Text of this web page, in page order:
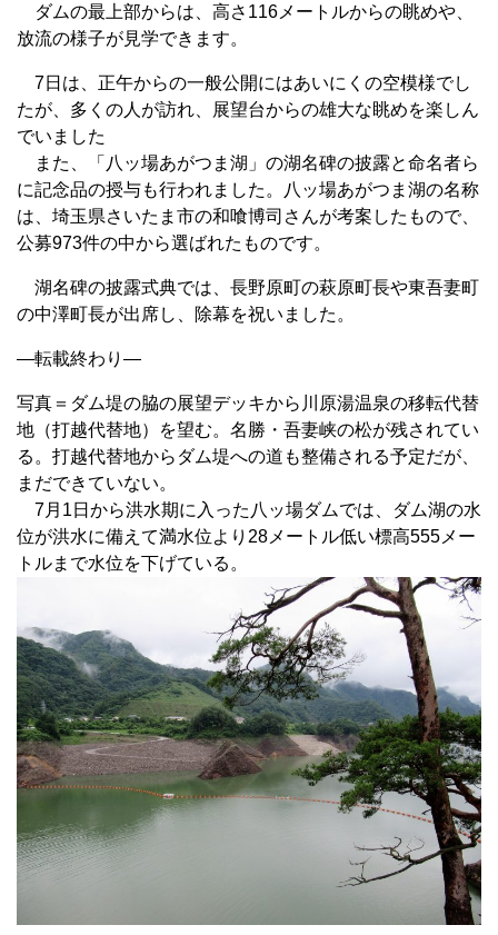
ダムの最上部からは、高さ116メートルからの眺めや、
放流の様子が見学できます。
7日は、正午からの一般公開にはあいにくの空模様でし
たが、多くの人が訪れ、展望台からの雄大な眺めを楽しん
でいました
また、「八ッ場あがつま湖」の湖名碑の披露と命名者ら
に記念品の授与も行われました。八ッ場あがつま湖の名称
は、埼玉県さいたま市の和喰博司さんが考案したもので、
公募973件の中から選ばれたものです。
湖名碑の披露式典では、長野原町の萩原町長や東吾妻町
の中澤町長が出席し、除幕を祝いました。
—転載終わり—
写真＝ダム堤の脇の展望デッキから川原湯温泉の移転代替
地（打越代替地）を望む。名勝・吾妻峡の松が残されてい
る。打越代替地からダム堤への道も整備される予定だが、
まだできていない。
7月1日から洪水期に入った八ッ場ダムでは、ダム湖の水
位が洪水に備えて満水位より28メートル低い標高555メー
トルまで水位を下げている。